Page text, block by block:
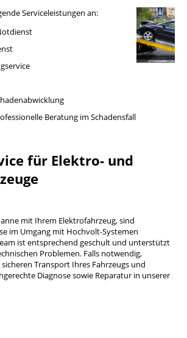
Serviceleistungen an:
Beratung im Schadensfall
für Elektro- und
mit Ihrem Elektrofahrzeug, sind
im Umgang mit Hochvolt-Systemen
ist entsprechend geschult und unterstützt
Problemen. Falls notwendig,
Transport Ihres Fahrzeugs und
Diagnose sowie Reparatur in unserer